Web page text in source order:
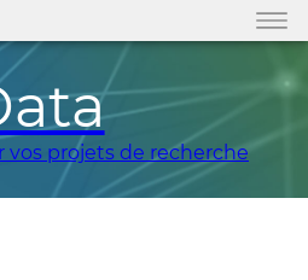
vos projets de recherche